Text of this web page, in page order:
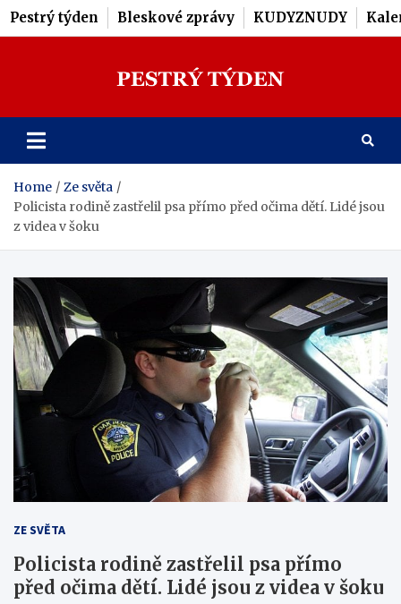
Pestrý týden Bleskové zprávy KUDYZNUDY
Pestrý Týden
Home
Ze světa
Policista rodině zastřelil psa přímo před očima dětí. Lidé jsou
z videa v šoku
ZE SVĚTA
Policista rodině zastřelil psa přímo
před očima dětí. Lidé jsou z videa v šoku